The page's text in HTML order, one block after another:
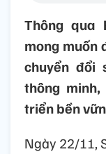
Thông qua
mong muốn
chuyển đổi
thông
triển bền
Ngày 22/11,